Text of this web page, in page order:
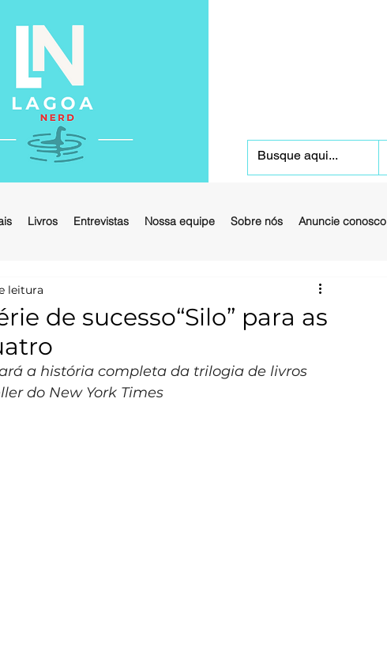
Livros Entrevistas Nossa equipe Sobre nós Anuncie conosco
de sucesso“Silo” para as
leitura
a história completa da trilogia de livros
do New York Times